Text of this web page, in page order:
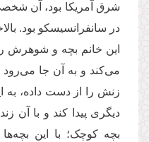
شرق آمریکا بود، آن شخصی
در سانفرانسیسکو بود.
این خانم بچه و شوهرش
می‌کند و به آن جا می‌رود
زنش را از دست داده، به
دیگری پیدا کند و با آن
بچه کوچک؛ با این